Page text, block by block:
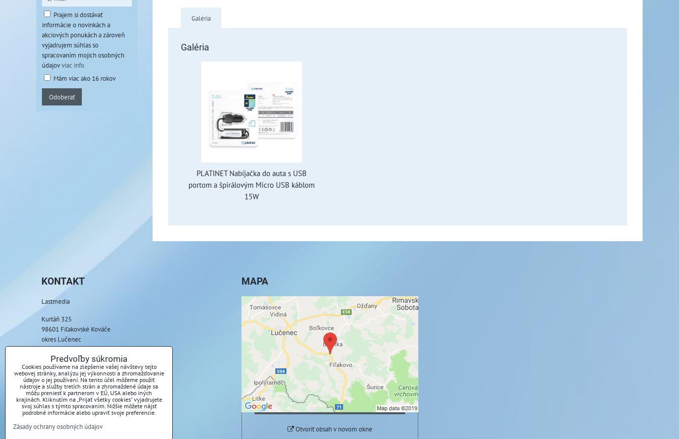
Galéria
Galéria
PLATINET Nabíjačka do auta s USB
portom a špirálovým Micro USB káblom
15W
Prajem si dostávať
informácie o novinkách a
akciových ponukách a zároveň
vyjadrujem súhlas so
spracovaním mojich osobných
údajovviac info
Mám viac ako 16 rokov
Odoberať
KONTAKT
Lastmedia
Kurtáň 325
98601 Fiľakovské Kováče
okres Lučenec
Telefón:
+421 917 085 369
E-mail:
info@lastmedia.sk
MAPA
Externý obsah je blokovaný Voľbami
súkromia
Prajete si načítať externý obsah?
Povoliť tentokrát
Povoliť a zapamätať - súhlas s druhom cookie:
Funkčné
Otvoriť obsah v novom okne
Predvoľby súkromia
Cookies používame na zlepšenie vašej návštevy tejto
webovej stránky, analýzu jej výkonnosti a zhromažďovanie
údajov o jej používaní. Na tento účel môžeme použiť
nástroje a služby tretích strán a zhromaždené údaje sa
môžu preniesť k partnerom v EÚ, USA alebo iných
krajinách. Kliknutím na „Prijať všetky cookies“ vyjadrujete
svoj súhlas s týmto spracovaním. Nižšie môžete nájsť
podrobné informácie alebo upraviť svoje preferencie.
Zásady ochrany osobných údajov